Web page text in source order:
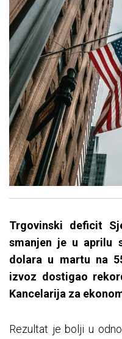
Trgovinski deficit
smanjen je u aprilu
dolara u martu na
izvoz dostigao
Kancelarija za
Rezultat je bolji u